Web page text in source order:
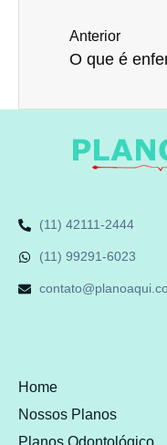
Anterior
(11) 42111-2444
(11) 99291-6023
Home
Nossos Planos